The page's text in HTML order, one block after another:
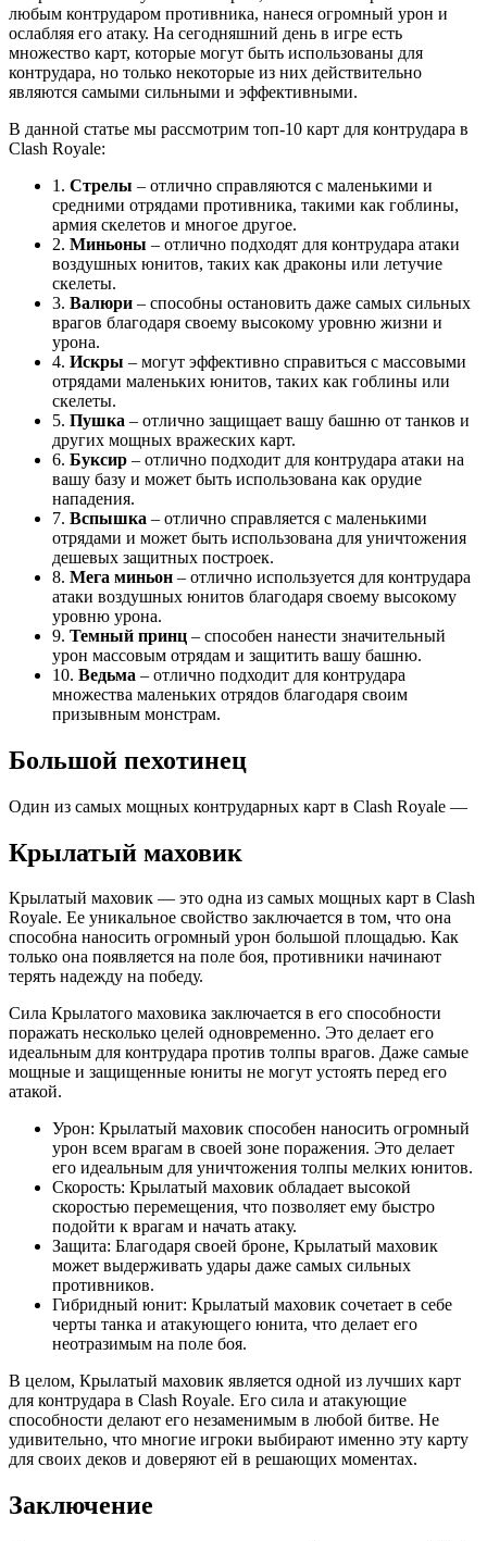
любым контрударом противника, нанеся огромный урон и
ослабляя его атаку. На сегодняшний день в игре есть
множество карт, которые могут быть использованы для
контрудара, но только некоторые из них действительно
являются самыми сильными и эффективными.
В данной статье мы рассмотрим топ-10 карт для контрудара в
Clash Royale:
1. Стрелы – отлично справляются с маленькими и
средними отрядами противника, такими как гоблины,
армия скелетов и многое другое.
2. Миньоны – отлично подходят для контрудара атаки
воздушных юнитов, таких как драконы или летучие
скелеты.
3. Валюри – способны остановить даже самых сильных
врагов благодаря своему высокому уровню жизни и
урона.
4. Искры – могут эффективно справиться с массовыми
отрядами маленьких юнитов, таких как гоблины или
скелеты.
5. Пушка – отлично защищает вашу башню от танков и
других мощных вражеских карт.
6. Буксир – отлично подходит для контрудара атаки на
вашу базу и может быть использована как орудие
нападения.
7. Вспышка – отлично справляется с маленькими
отрядами и может быть использована для уничтожения
дешевых защитных построек.
8. Мега миньон – отлично используется для контрудара
атаки воздушных юнитов благодаря своему высокому
уровню урона.
9. Темный принц – способен нанести значительный
урон массовым отрядам и защитить вашу башню.
10. Ведьма – отлично подходит для контрудара
множества маленьких отрядов благодаря своим
призывным монстрам.
Большой пехотинец
Один из самых мощных контрударных карт в Clash Royale —
Крылатый маховик
Крылатый маховик — это одна из самых мощных карт в Clash
Royale. Ее уникальное свойство заключается в том, что она
способна наносить огромный урон большой площадью. Как
только она появляется на поле боя, противники начинают
терять надежду на победу.
Сила Крылатого маховика заключается в его способности
поражать несколько целей одновременно. Это делает его
идеальным для контрудара против толпы врагов. Даже самые
мощные и защищенные юниты не могут устоять перед его
атакой.
Урон: Крылатый маховик способен наносить огромный
урон всем врагам в своей зоне поражения. Это делает
его идеальным для уничтожения толпы мелких юнитов.
Скорость: Крылатый маховик обладает высокой
скоростью перемещения, что позволяет ему быстро
подойти к врагам и начать атаку.
Защита: Благодаря своей броне, Крылатый маховик
может выдерживать удары даже самых сильных
противников.
Гибридный юнит: Крылатый маховик сочетает в себе
черты танка и атакующего юнита, что делает его
неотразимым на поле боя.
В целом, Крылатый маховик является одной из лучших карт
для контрудара в Clash Royale. Его сила и атакующие
способности делают его незаменимым в любой битве. Не
удивительно, что многие игроки выбирают именно эту карту
для своих деков и доверяют ей в решающих моментах.
Заключение